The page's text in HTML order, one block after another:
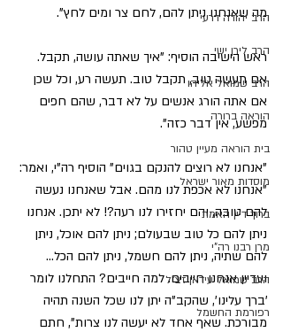
הרב יהודה דרעי
הרב לירן ישי
הרב שמואל אליהו
הוראה ברורה
בית הוראה מעיין טהור
מוסדות מאור ישראל
ברוך דיין האמת
מרן רבנו רה"י
הרב שמואל עידאן זצ"ל
רפורמת החשמל
מה שאנחנו ניתן להם, לחם צר ומים לחץ".
ראש הישיבה הוסיף: "איך שאתה עושה, תקבל.
אם תעשה טוב, תקבל טוב. תעשה רע, וכל שכן
אם אתה הורג אנשים על לא דבר, שהם חפים
מפשע, אין דבר כזה".
"אנחנו לא רוצים להנקם בגוים" הוסיף רה"י, ואמר:
"אנחנו לא אכפת לנו מהם. אבל שאנחנו נעשה
להם טובה, והם יחזירו לנו רעה?! לא יתכן. אנחנו
ניתן להם כל טוב שבעולם; ניתן להם אוכל, ניתן
להם שתיה, ניתן להם חשמל, ניתן להם הכל…
ועדיין אנחנו חייבים. למה חייבים? התחלנו לומר
'ברך עלינו', שהקב"ה יתן לנו שכל השנה תהיה
מבורכת. שאף אחד לא יעשה לנו צרות", חתם